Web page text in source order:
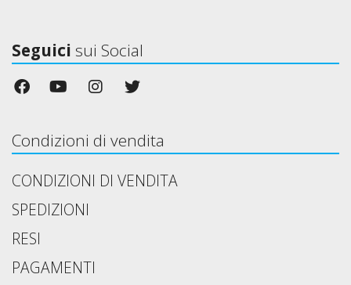
Seguici sui Social
Condizioni di vendita
CONDIZIONI DI VENDITA
SPEDIZIONI
RESI
PAGAMENTI